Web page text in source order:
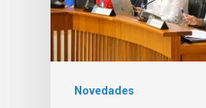
Novedades